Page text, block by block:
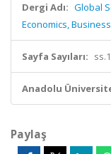
Dergi Adı: Global
Economics,
Sayfa Sayıları:
Anadolu
Paylaş